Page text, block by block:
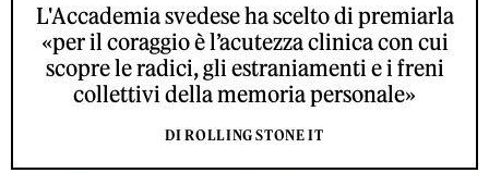
L'Accademia svedese ha scelto di premiarla
«per il coraggio è l’acutezza clinica con cui
scopre le radici, gli estraniamenti e i freni
collettivi della memoria personale»
DI ROLLING STONE IT